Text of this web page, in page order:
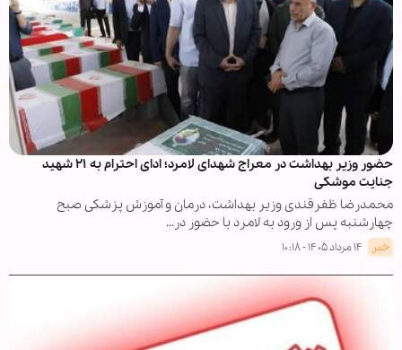
حضور وزیر بهداشت در معراج شهدای لامرد؛ ادای احترام به ۲۱ شهید
جنایت موشکی
محمدرضا ظفرقندی وزیر بهداشت، درمان و آموزش پزشکی صبح
چهارشنبه پس از ورود به لامرد با حضور در…
خبر ۱۴ مرداد ۱۴۰۵ - ۱۰:۱۸